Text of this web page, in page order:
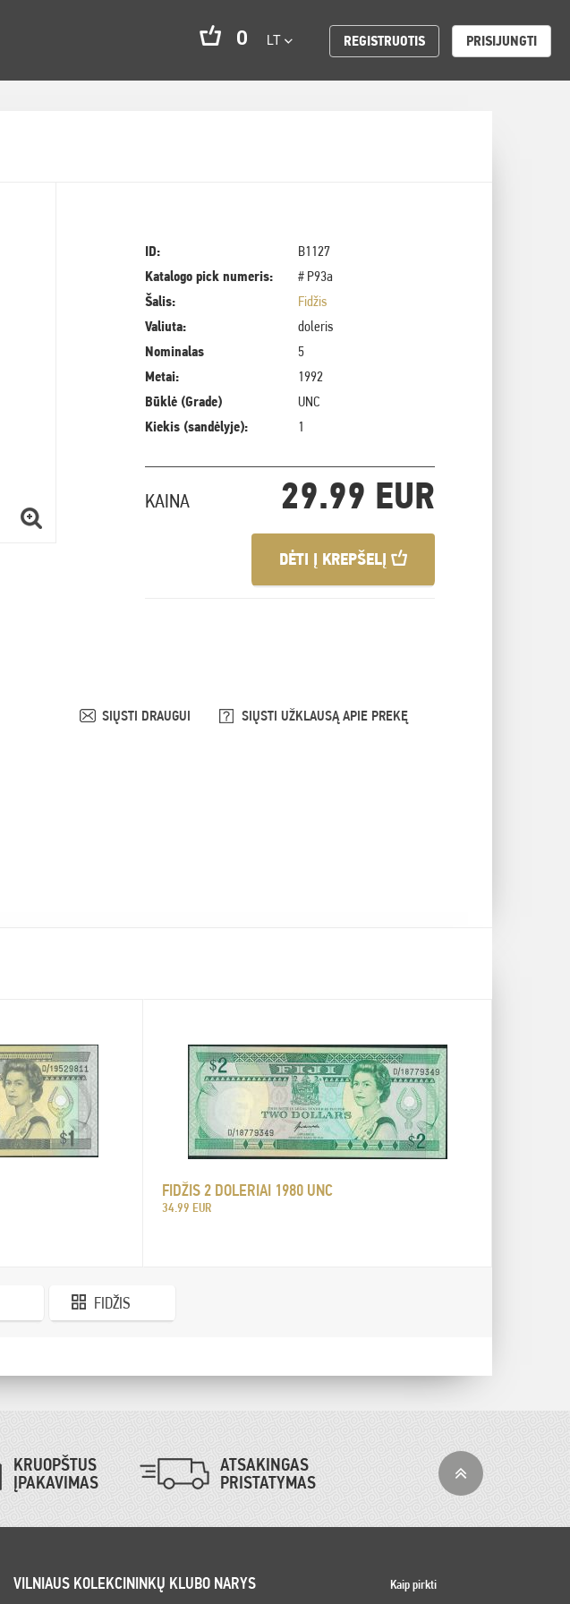
0 LT REGISTRUOTIS PRISIJUNGTI
ID:
B1127
Katalogo pick numeris:
# P93a
Šalis:
Fidžis
Valiuta:
doleris
Nominalas
5
Metai:
1992
Būklė (Grade)
UNC
Kiekis (sandėlyje):
1
KAINA 29.99 EUR
DĖTI Į KREPŠELĮ
SIŲSTI DRAUGUI SIŲSTI UŽKLAUSĄ APIE PREKĘ
FIDŽIS 2 DOLERIAI 1980 UNC
34.99 EUR
FIDŽIS
KRUOPŠTUS
ĮPAKAVIMAS
ATSAKINGAS
PRISTATYMAS
VILNIAUS KOLEKCININKŲ KLUBO NARYS
Kaip pirkti